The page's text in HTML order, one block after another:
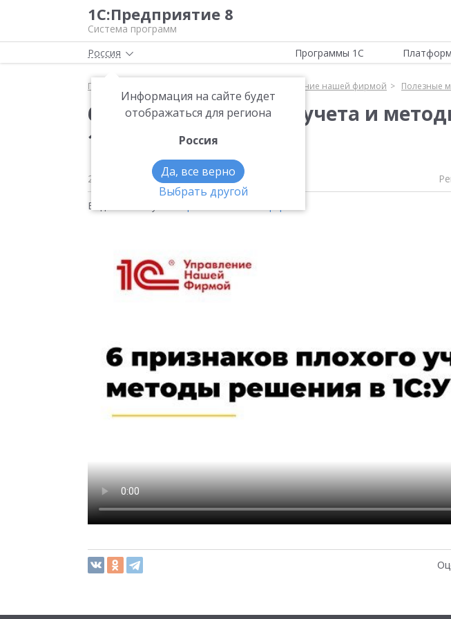
1С:Предприятие 8
Система программ
Россия
Информация на сайте будет
отображаться для региона
Россия
Да, все верно
Выбрать другой
Программы 1С
Главная 1С:Управление нашей фирмой Полезные
6 признаков плохого учета и
1С:УНФ
22 сентября 2022 457
Видео на тему: